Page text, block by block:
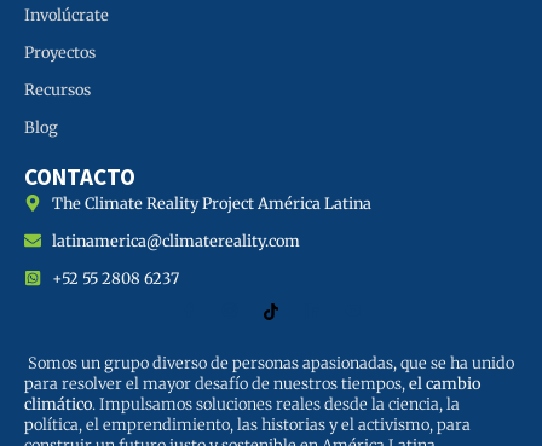
Involúcrate
Proyectos
Recursos
Blog
CONTACTO
The Climate Reality Project América Latina
latinamerica@climatereality.com
+52 55 2808 6237
Somos un grupo diverso de personas apasionadas, que se ha unido
para resolver el mayor desafío de nuestros tiempos, el cambio
climático. Impulsamos soluciones reales desde la ciencia, la
política, el emprendimiento, las historias y el activismo, para